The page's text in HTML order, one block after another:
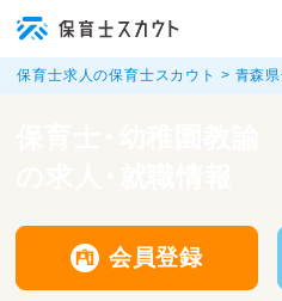
保育士求人の保育士スカウト 青森
会員登録